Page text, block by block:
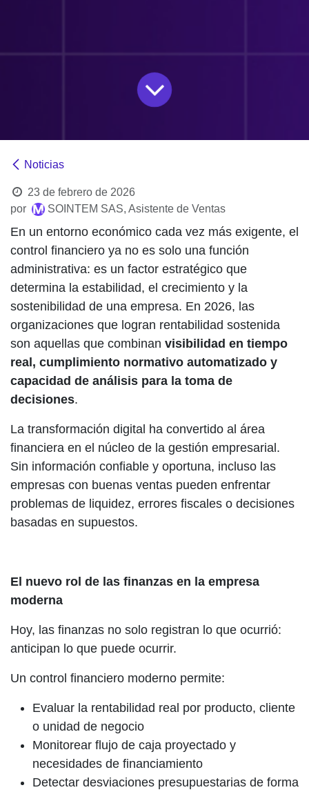
Noticias
23 de febrero de 2026
por
SOINTEM SAS, Asistente de Ventas
En un entorno económico cada vez más exigente, el
control financiero ya no es solo una función
administrativa: es un factor estratégico que
determina la estabilidad, el crecimiento y la
sostenibilidad de una empresa. En 2026, las
organizaciones que logran rentabilidad sostenida
son aquellas que combinan visibilidad en tiempo
real, cumplimiento normativo automatizado y
capacidad de análisis para la toma de
decisiones.
La transformación digital ha convertido al área
financiera en el núcleo de la gestión empresarial.
Sin información confiable y oportuna, incluso las
empresas con buenas ventas pueden enfrentar
problemas de liquidez, errores fiscales o decisiones
basadas en supuestos.
El nuevo rol de las finanzas en la empresa
moderna
Hoy, las finanzas no solo registran lo que ocurrió:
anticipan lo que puede ocurrir.
Un control financiero moderno permite:
Evaluar la rentabilidad real por producto, cliente
o unidad de negocio
Monitorear flujo de caja proyectado y
necesidades de financiamiento
Detectar desviaciones presupuestarias de forma